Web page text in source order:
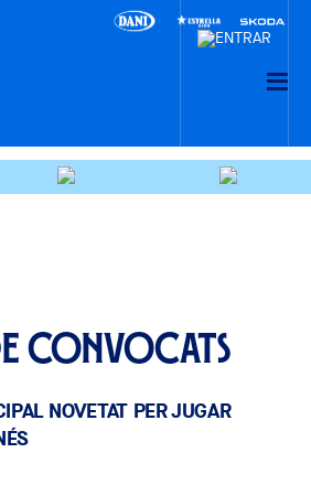
convocats
NOVETAT PER JUGAR